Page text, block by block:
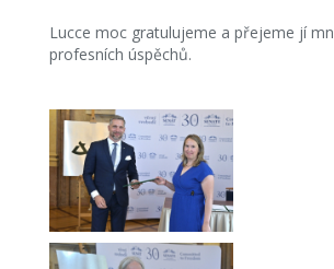
Lucce moc gratulujeme a přejeme jí
profesních úspěchů.